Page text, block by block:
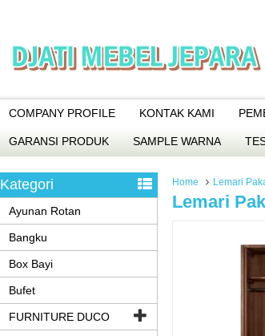
COMPANY PROFILE KONTAK KAMI
GARANSI PRODUK SAMPLE WARNA
Home Lemari
Lemari
Kategori
Ayunan Rotan
Bangku
Box Bayi
Bufet
FURNITURE DUCO